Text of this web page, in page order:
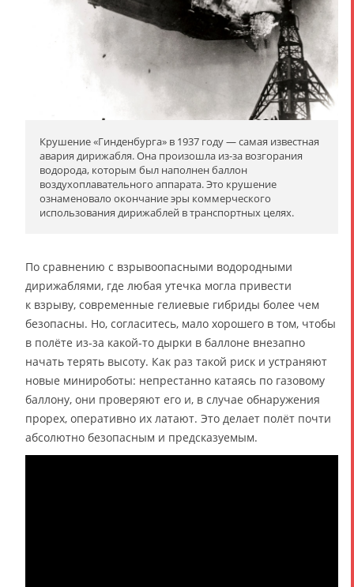
Крушение «Гинденбурга» в 1937 году — самая известная
авария дирижабля. Она произошла из-за возгорания
водорода, которым был наполнен баллон
воздухоплавательного аппарата. Это крушение
ознаменовало окончание эры коммерческого
использования дирижаблей в транспортных целях.
По сравнению с взрывоопасными водородными
дирижаблями, где любая утечка могла привести
к взрыву, современные гелиевые гибриды более чем
безопасны. Но, согласитесь, мало хорошего в том, чтобы
в полёте из-за какой-то дырки в баллоне внезапно
начать терять высоту. Как раз такой риск и устраняют
новые минироботы: непрестанно катаясь по газовому
баллону, они проверяют его и, в случае обнаружения
прорех, оперативно их латают. Это делает полёт почти
абсолютно безопасным и предсказуемым.